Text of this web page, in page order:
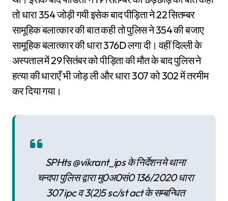
तो धारा 354 जोड़ी गयी इसेक बाद पीड़िता ने 22 सितम्बर
सामूहिक बलात्कार की बात कही तो पुलिस ने 354 की बजाए
सामूहिक बलात्कार की धारा 376D लगा दी। वहीं दिल्ली के
अस्पताल में 29 सितंबर को पीड़िता की मौत के बाद पुलिस ने
हत्या की धाराएँ भी जोड़ ली और धारा 307 को 302 में तरमीम
कर दिया गया।
SPHts @vikrant_ips के निर्देशन मे थाना
चन्दपा पुलिस द्वारा मु0अ0सं0 136/2020 धारा
307 ipc व 3(2)5 sc/st act के सम्बन्धित